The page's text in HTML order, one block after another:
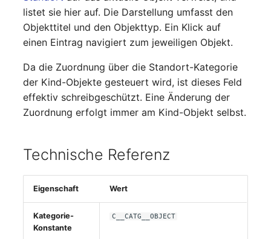
Printbox
Rack-Segment
Raum
Remote Management
Replikationsobjekt
Router
SAN Zoning
listet sie hier auf. Die Darstellung umfasst den
Objekttitel und den Objekttyp. Ein Klick auf
einen Eintrag navigiert zum jeweiligen Objekt.
Da die Zuordnung über die Standort-Kategorie
der Kind-Objekte gesteuert wird, ist dieses Feld
effektiv schreibgeschützt. Eine Änderung der
Zuordnung erfolgt immer am Kind-Objekt selbst.
Technische Referenz
Eigenschaft Wert
Kategorie-
Konstante
C__CATG__OBJECT